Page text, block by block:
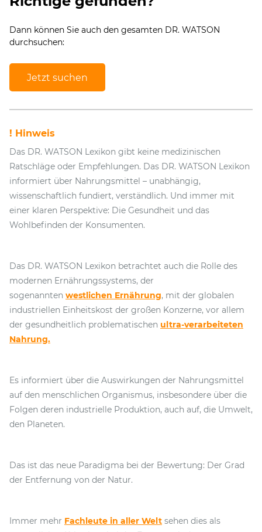
Dann können Sie auch den gesamten DR. WATSON
durchsuchen:
Jetzt suchen
! Hinweis
Das DR. WATSON Lexikon gibt keine medizinischen
Ratschläge oder Empfehlungen. Das DR. WATSON Lexikon
informiert über Nahrungsmittel – unabhängig,
wissenschaftlich fundiert, verständlich. Und immer mit
einer klaren Perspektive: Die Gesundheit und das
Wohlbefinden der Konsumenten.
Das DR. WATSON Lexikon betrachtet auch die Rolle des
modernen Ernährungssystems, der
sogenannten westlichen Ernährung, mit der globalen
industriellen Einheitskost der großen Konzerne, vor allem
der gesundheitlich problematischen ultra-verarbeiteten
Nahrung.
Es informiert über die Auswirkungen der Nahrungsmittel
auf den menschlichen Organismus, insbesondere über die
Folgen deren industrielle Produktion, auch auf, die Umwelt,
den Planeten.
Das ist das neue Paradigma bei der Bewertung: Der Grad
der Entfernung von der Natur.
Immer mehr Fachleute in aller Welt sehen dies als